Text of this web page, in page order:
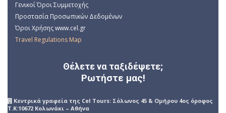
Γενικοί Όροι Συμμετοχής
Προστασία Προσωπικών Δεδομένων
Όροι Χρήσης www.cel.gr
Travel Regulations Map
Θέλετε να ταξιδέψετε;
Ρωτήστε μας!
Kεντρικά γραφεία της Cel Tours: Σόλωνος 45 & Ομήρου 4ος όροφος
Τ.Κ:10672 Κολωνάκι – Αθήνα